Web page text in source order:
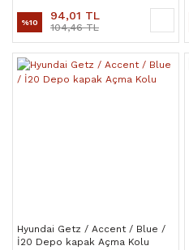
%10 94,01 TL
104,46 TL
Hyundai Getz / Accent / Blue /
İ20 Depo kapak Açma Kolu